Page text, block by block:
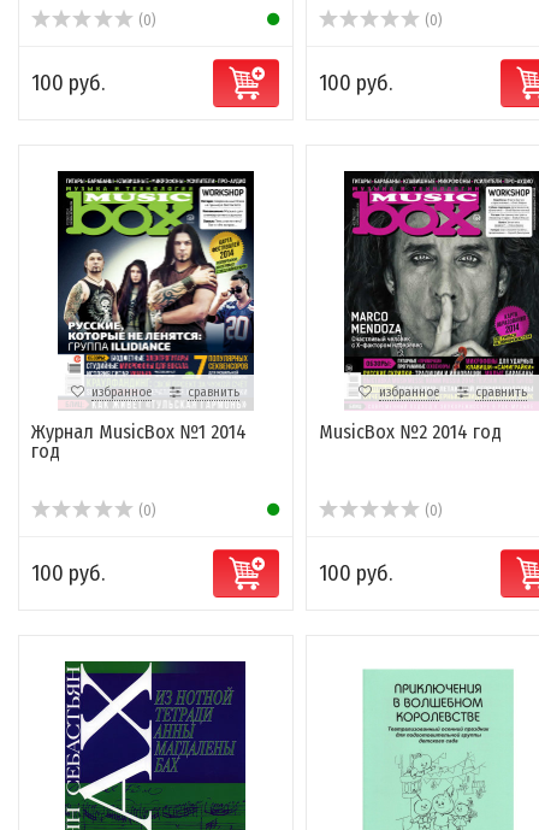
(0)
100 руб.
(0)
100 руб.
избранное сравнить
Журнал MusicBox №1 2014
год
(0)
100 руб.
избранное сравнить
MusicBox №2 2014 год
(0)
100 руб.